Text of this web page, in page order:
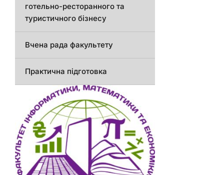
готельно-ресторанного та
туристичного бізнесу
Вчена рада факультету
Практична підготовка